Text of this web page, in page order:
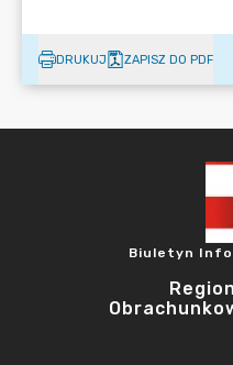
DRUKUJ ZAPISZ DO PDF
Biuletyn